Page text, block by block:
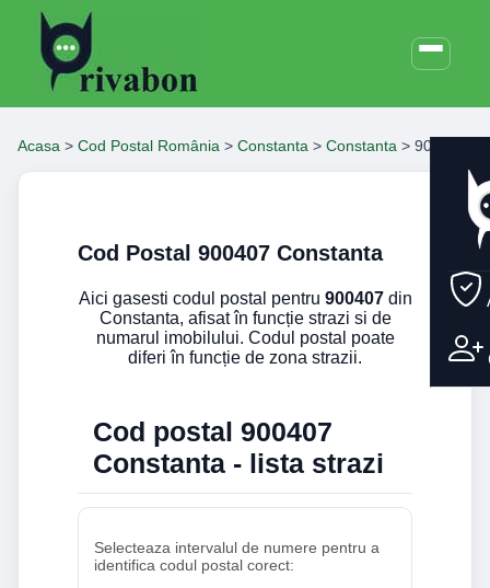
Acasa > Cod Postal România > Constanta > Constanta > 900407
Cod Postal 900407 Constanta
Aici gasesti codul postal pentru 900407din
Constanta, afisat în funcție strazi si de
numarul imobilului. Codul postal poate
diferi în funcție de zona strazii.
Cod postal 900407
Constanta - lista strazi
Selecteaza intervalul de numere pentru a
identifica codul postal corect: